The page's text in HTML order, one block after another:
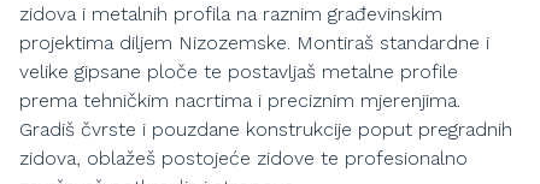
zidova i metalnih profila na raznim građevinskim
projektima diljem Nizozemske. Montiraš standardne i
velike gipsane ploče te postavljaš metalne profile
prema tehničkim nacrtima i preciznim mjerenjima.
Gradiš čvrste i pouzdane konstrukcije poput pregradnih
zidova, oblažeš postojeće zidove te profesionalno